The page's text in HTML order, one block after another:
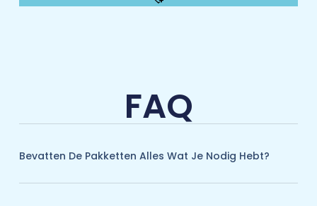
FAQ
Bevatten De Pakketten Alles Wat Je Nodig Hebt?